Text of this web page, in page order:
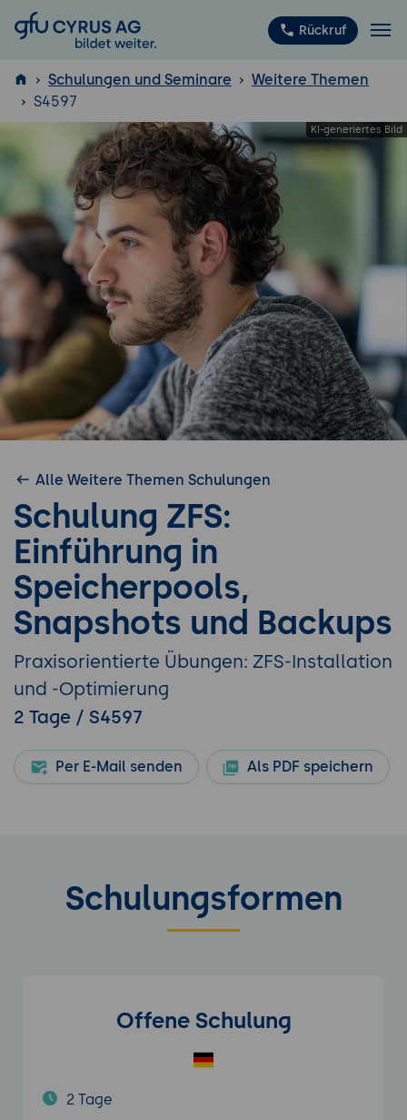
GFU Cyrus AG Rückruf
ISTQB ®
Schulungen und Seminare
Weitere Themen
S4597
Alle Weitere Themen Schulungen
Schulung ZFS:
Einführung in
Speicherpools,
Snapshots und Backups
Praxisorientierte Übungen: ZFS-Installation
und -Optimierung
2 Tage / S4597
Per E-Mail senden Als PDF speichern
Schulungsformen
Offene Schulung
2 Tage